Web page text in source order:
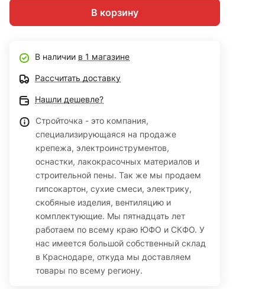
В корзину
В наличии в 1 магазине
Рассчитать доставку
Нашли дешевле?
Стройточка - это компания,
специализирующаяся на продаже
крепежа, электроинструментов,
оснастки, лакокрасочных материалов и
строительной пены. Так же мы продаем
гипсокартон, сухие смеси, электрику,
скобяные изделия, вентиляцию и
комплектующие. Мы пятнадцать лет
работаем по всему краю ЮФО и СКФО. У
нас имеется большой собственный склад
в Краснодаре, откуда мы доставляем
товары по всему региону.